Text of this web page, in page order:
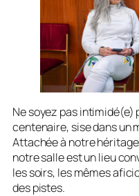
Ne soyez pas
centenaire, sise dans un
Attachée à notre
notre salle est un lieu
les soirs, les mêmes
des pistes.